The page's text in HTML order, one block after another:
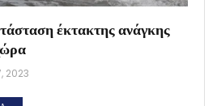
έκτακτης ανάγκης
2023